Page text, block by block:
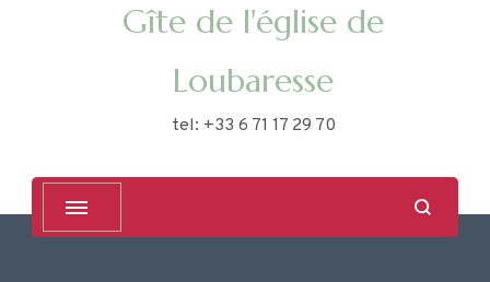
Gîte de l'église de
Loubaresse
tel: +33 6 71 17 29 70